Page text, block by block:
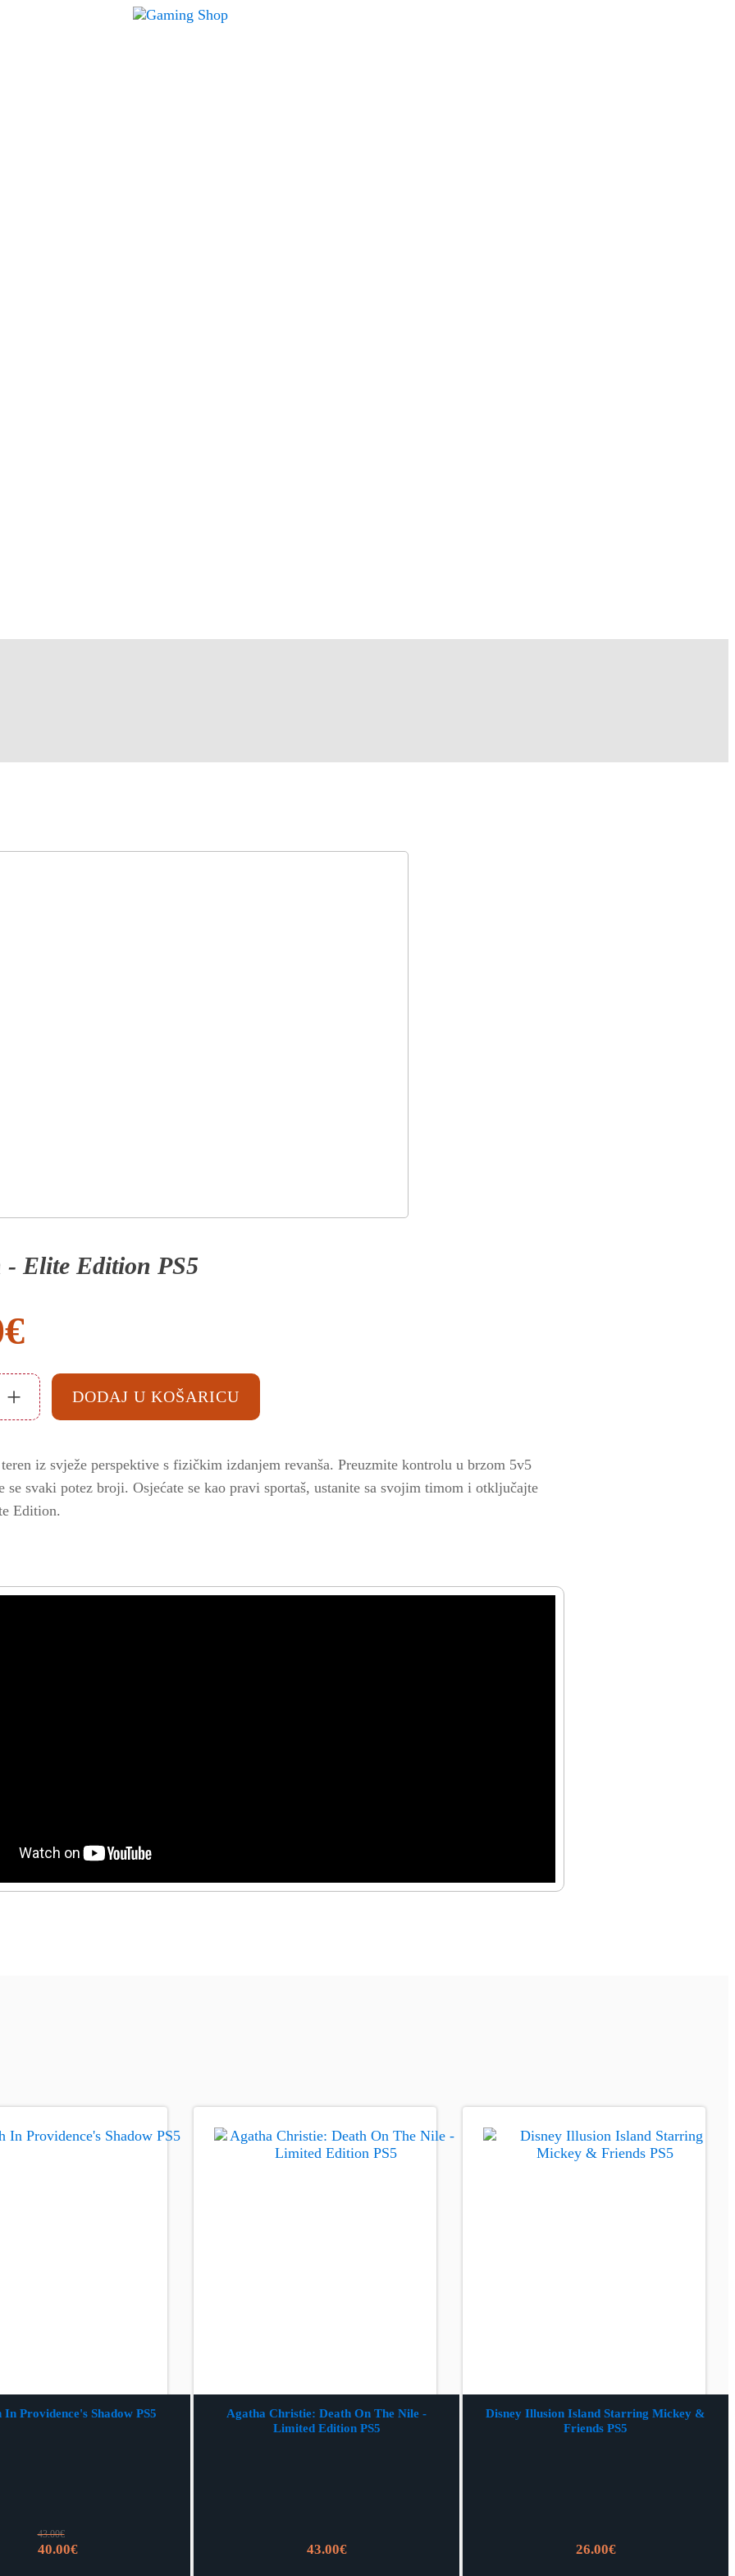
- Elite Edition PS5
€
+ DODAJ U KOŠARICU
iz svježe perspektive s fizičkim izdanjem revanša. Preuzmite kontrolu u brzom 5v5
se svaki potez broji. Osjećate se kao pravi sportaš, ustanite sa svojim timom i otključajte
Edition.
In Providence's Shadow PS5
43.00€
Izvorna
40.00€Trenutna
Agatha Christie: Death On The Nile -
Limited Edition PS5
43.00€
Disney Illusion Island Starring Mickey &
Friends PS5
26.00€